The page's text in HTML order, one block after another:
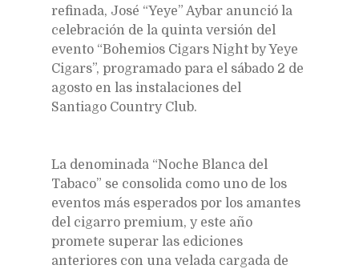
refinada, José “Yeye” Aybar anunció la
celebración de la quinta versión del
evento “Bohemios Cigars Night by Yeye
Cigars”, programado para el sábado 2 de
agosto en las instalaciones del
Santiago Country Club.
La denominada “Noche Blanca del
Tabaco” se consolida como uno de los
eventos más esperados por los amantes
del cigarro premium, y este año
promete superar las ediciones
anteriores con una velada cargada de